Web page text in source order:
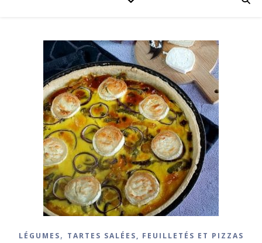
LÉGUMES, TARTES SALÉES, FEUILLETÉS ET PIZZAS